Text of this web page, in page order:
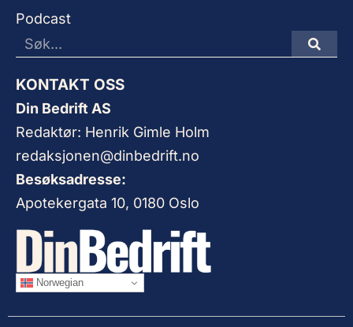
Podcast
KONTAKT OSS
Din Bedrift AS
Redaktør: Henrik Gimle Holm
redaksjonen@dinbedrift.no
Besøksadresse:
Apotekergata 10, 0180 Oslo
Norwegian